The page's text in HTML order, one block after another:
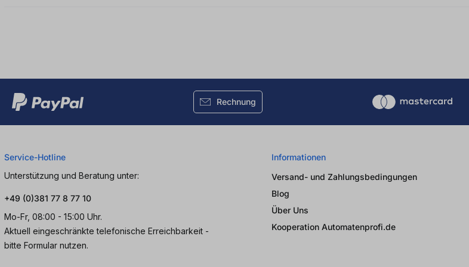
Rechnung
Service-Hotline
Unterstützung und Beratung unter:
+49 (0)381 77 8 77 10
Mo-Fr, 08:00 - 15:00 Uhr.
Aktuell eingeschränkte telefonische Erreichbarkeit -
bitte Formular nutzen.
Informationen
Versand- und Zahlungsbedingungen
Blog
Über Uns
Kooperation Automatenprofi.de